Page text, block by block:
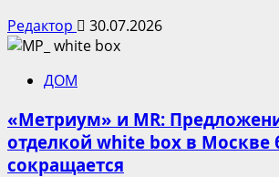
Редактор 30.07.2026
ДОМ
«Метриум» и MR:
отделкой white box в Москве
сокращается